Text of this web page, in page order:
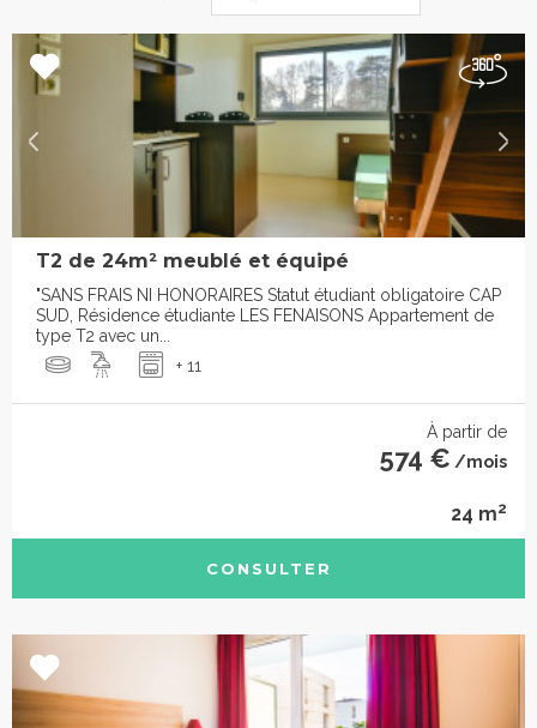
T2 de 24m² meublé et équipé
"SANS FRAIS NI HONORAIRES Statut étudiant obligatoire CAP
SUD, Résidence étudiante LES FENAISONS Appartement de
type T2 avec un...
+ 11
À partir de
574 € /mois
24 m2
CONSULTER